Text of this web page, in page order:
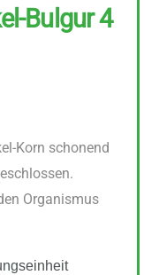
Bulgur 4
Korn schonend
Organismus